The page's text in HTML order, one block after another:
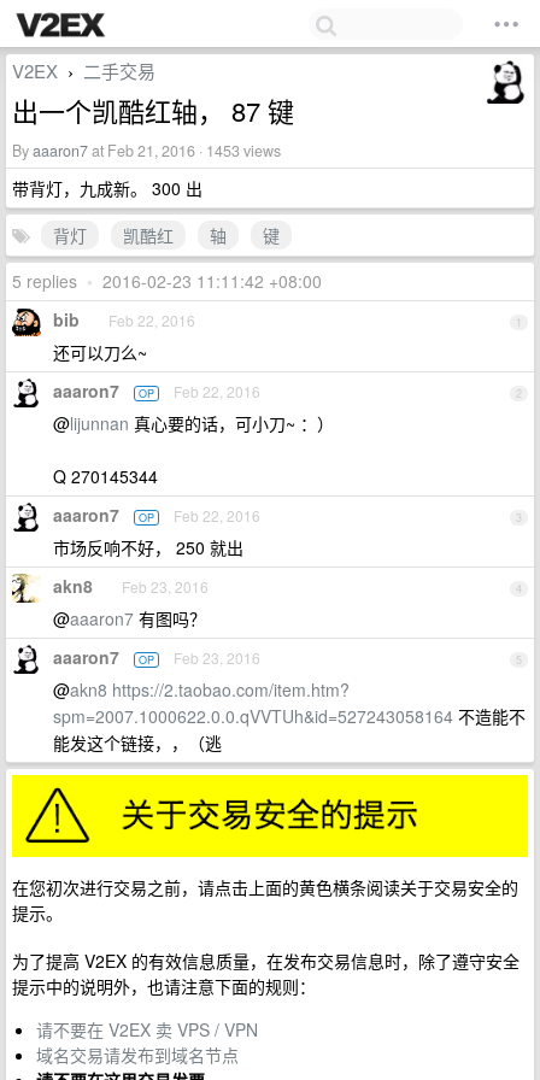
V2EX › 二手交易
出一个凯酷红轴， 87 键
Byaaaron7at Feb 21, 2016 · 1453 views
带背灯，九成新。 300 出
背灯
凯酷红 轴
键
5 replies • 2016-02-23 11:11:42 +08:00
1
bib Feb 22, 2016
还可以刀么~
2
aaaron7 OP Feb 22, 2016
@lijunnan 真心要的话，可小刀~ ：）
Q 270145344
3
aaaron7 OP Feb 22, 2016
市场反响不好， 250 就出
4
akn8 Feb 23, 2016
@aaaron7 有图吗？
5
aaaron7 OP Feb 23, 2016
@akn8 https://2.taobao.com/item.htm?
spm=2007.1000622.0.0.qVVTUh&id=527243058164 不造能不
能发这个链接，，（逃
在您初次进行交易之前，请点击上面的黄色横条阅读关于交易安全的
提示。
为了提高 V2EX 的有效信息质量，在发布交易信息时，除了遵守安全
提示中的说明外，也请注意下面的规则：
请不要在 V2EX 卖 VPS / VPN
域名交易请发布到域名节点